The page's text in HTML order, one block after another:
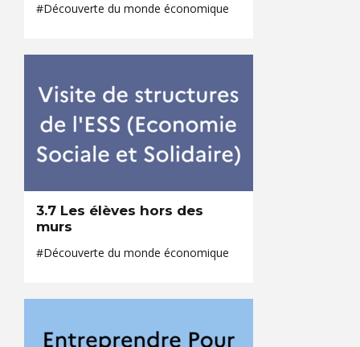
#Découverte du monde économique
3.7 Les élèves hors des
murs
#Découverte du monde économique